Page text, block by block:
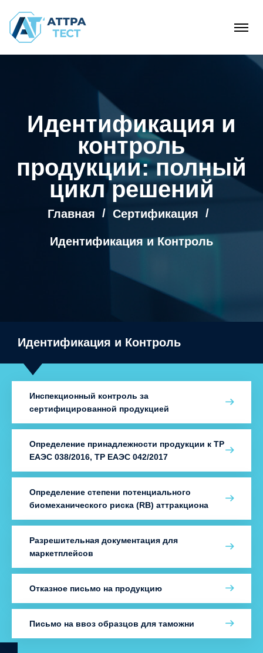
Идентификация и
контроль
продукции: полный
цикл решений
Главная Сертификация
Идентификация и Контроль
Идентификация и Контроль
Инспекционный контроль за
сертифицированной продукцией
Определение принадлежности продукции к ТР
ЕАЭС 038/2016, ТР ЕАЭС 042/2017
Определение степени потенциального
биомеханического риска (RB) аттракциона
Разрешительная документация для
маркетплейсов
Отказное письмо на продукцию
Письмо на ввоз образцов для таможни